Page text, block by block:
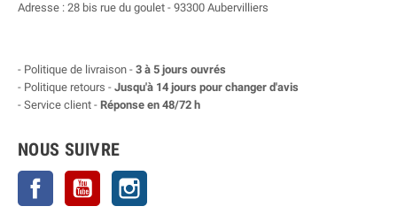
Adresse : 28 bis rue du goulet - 93300 Aubervilliers
- Politique de livraison - 3 à 5 jours ouvrés
- Politique retours - Jusqu'à 14 jours pour changer d'avis
- Service client - Réponse en 48/72 h
NOUS SUIVRE
Facebook YouTube